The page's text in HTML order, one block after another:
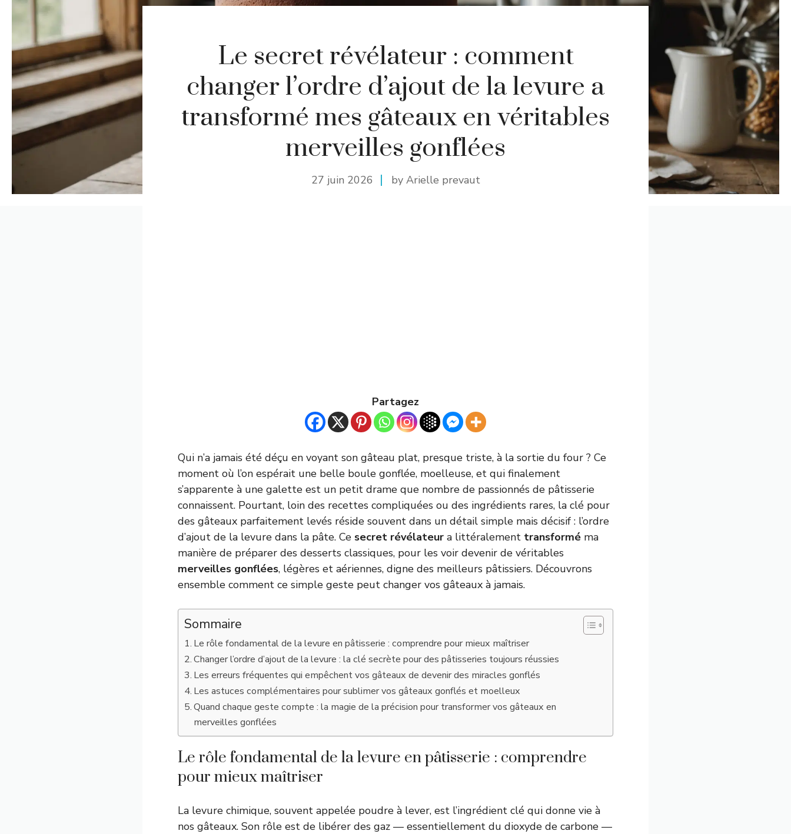
Le secret révélateur : comment
changer l’ordre d’ajout de la levure a
transformé mes gâteaux en véritables
merveilles gonflées
27 juin 2026 by Arielle prevaut
Partagez
Qui n’a jamais été déçu en voyant son gâteau plat, presque triste, à la sortie du four ? Ce
moment où l’on espérait une belle boule gonflée, moelleuse, et qui finalement
s’apparente à une galette est un petit drame que nombre de passionnés de pâtisserie
connaissent. Pourtant, loin des recettes compliquées ou des ingrédients rares, la clé pour
des gâteaux parfaitement levés réside souvent dans un détail simple mais décisif : l’ordre
d’ajout de la levure dans la pâte. Ce secret révélateur a littéralement transformé ma
manière de préparer des desserts classiques, pour les voir devenir de véritables
merveilles gonflées, légères et aériennes, digne des meilleurs pâtissiers. Découvrons
ensemble comment ce simple geste peut changer vos gâteaux à jamais.
Sommaire
Le rôle fondamental de la levure en pâtisserie : comprendre pour mieux maîtriser
Changer l’ordre d’ajout de la levure : la clé secrète pour des pâtisseries toujours réussies
Les erreurs fréquentes qui empêchent vos gâteaux de devenir des miracles gonflés
Les astuces complémentaires pour sublimer vos gâteaux gonflés et moelleux
Quand chaque geste compte : la magie de la précision pour transformer vos gâteaux en
merveilles gonflées
Le rôle fondamental de la levure en pâtisserie : comprendre
pour mieux maîtriser
La levure chimique, souvent appelée poudre à lever, est l’ingrédient clé qui donne vie à
nos gâteaux. Son rôle est de libérer des gaz — essentiellement du dioxyde de carbone —